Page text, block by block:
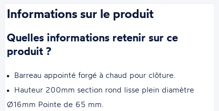
Informations sur le produit
Quelles informations retenir sur ce
produit ?
Barreau appointé forgé à chaud pour clôture.
Hauteur 200mm section rond lisse plein diamètre
Ø16mm Pointe de 65 mm.